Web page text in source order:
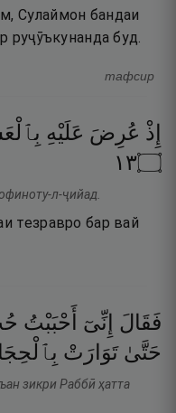
Сулаймон бандаи
руҷӯъкунанда буд.
тафсир
إِذْ عُرِضَ عَلَيْهِ
۝٣١
л-ҷийад.
тезравро бар вай
فَقَالَ إِنِّىٓ أَحْبَبْتُ
حَتَّىٰ تَوَارَتْ
зикри Раббӣ ҳатта